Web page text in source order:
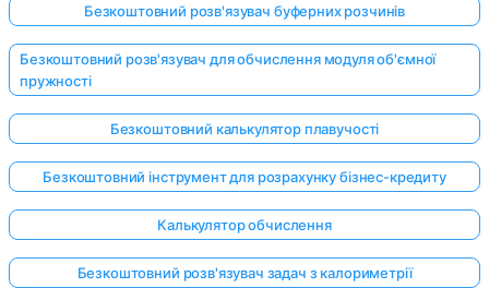
Безкоштовний розв'язувач буферних розчинів
Безкоштовний розв'язувач для обчислення модуля об'ємної
пружності
Безкоштовний калькулятор плавучості
Безкоштовний інструмент для розрахунку бізнес-кредиту
Калькулятор обчислення
Безкоштовний розв'язувач задач з калориметрії